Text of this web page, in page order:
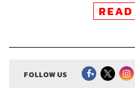
ยาไทย และข้อเสนอแนะในก
สามารถเข้าถึงทุกคนได้
สามารถฟังพอดแคส
FOLLOW US